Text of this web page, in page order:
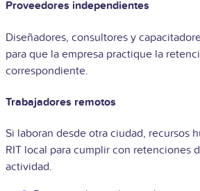
Proveedores independientes
Diseñadores, consultores y
para que la empresa practique la
correspondiente.
Trabajadores remotos
Si laboran desde otra ciudad, recursos
RIT local para cumplir con retenciones
actividad.